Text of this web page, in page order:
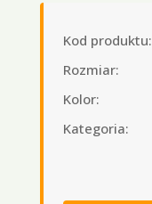
Kod produktu:
Rozmiar:
Kolor:
Kategoria: